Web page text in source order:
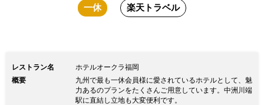
一休 楽天トラベル
レストラン名
ホテルオークラ福岡
概要
九州で最も一休会員様に愛されているホテルとして、魅
力あるのプランをたくさんご用意しています。中洲川端
駅に直結し立地も大変便利です。